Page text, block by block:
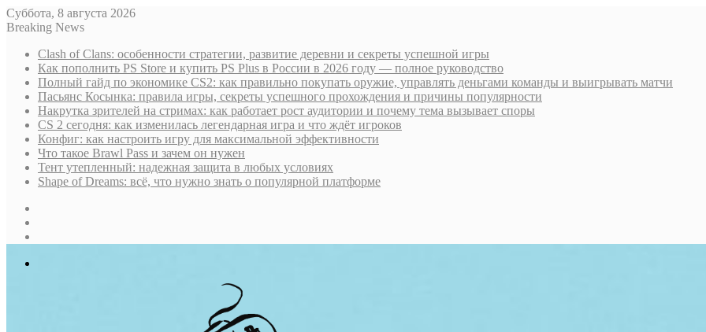
Суббота, 8 августа 2026
Breaking News
Clash of Clans: особенности стратегии, развитие деревни и секреты успешной игры
Как пополнить PS Store и купить PS Plus в России в 2026 году — полное руководство
Полный гайд по экономике CS2: как правильно покупать оружие, управлять деньгами команды и выигрывать матчи
Пасьянс Косынка: правила игры, секреты успешного прохождения и причины популярности
Накрутка зрителей на стримах: как работает рост аудитории и почему тема вызывает споры
CS 2 сегодня: как изменилась легендарная игра и что ждёт игроков
Конфиг: как настроить игру для максимальной эффективности
Что такое Brawl Pass и зачем он нужен
Тент утепленный: надежная защита в любых условиях
Shape of Dreams: всё, что нужно знать о популярной платформе